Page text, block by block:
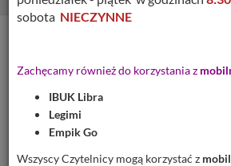
techniczne w
szkoły
materiały do
sobota NIECZYNNE
Zachęcamy również do korzystania z
IBUK Libra
Legimi
Empik Go
Wszyscy Czytelnicy mogą korzystać z